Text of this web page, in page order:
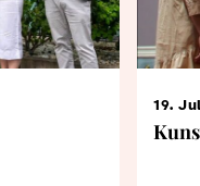
19.